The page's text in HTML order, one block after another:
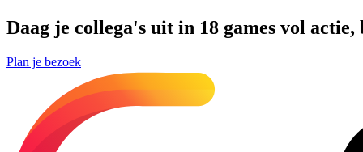
Daag je collega's uit in 18 games vol
Plan je bezoek